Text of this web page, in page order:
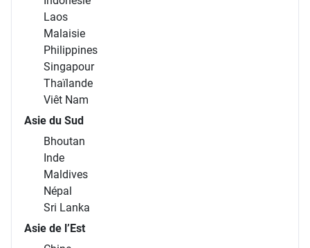
Laos
Malaisie
Philippines
Singapour
Thaïlande
Viêt Nam
Asie du Sud
Bhoutan
Inde
Maldives
Népal
Sri Lanka
Asie de l’Est